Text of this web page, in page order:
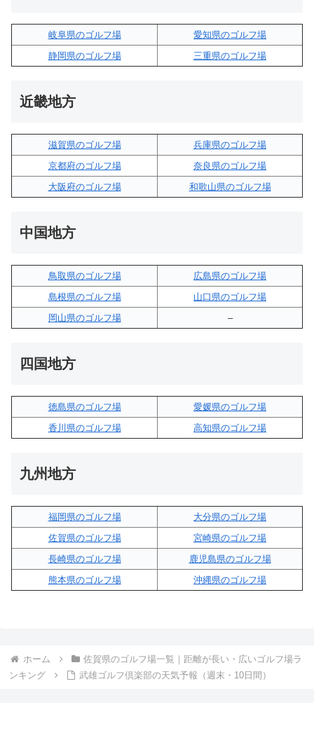
岐阜県のゴルフ場
愛知県のゴルフ場
静岡県のゴルフ場
三重県のゴルフ場
近畿地方
滋賀県のゴルフ場
兵庫県のゴルフ場
京都府のゴルフ場
奈良県のゴルフ場
大阪府のゴルフ場
和歌山県のゴルフ場
中国地方
鳥取県のゴルフ場
広島県のゴルフ場
島根県のゴルフ場
山口県のゴルフ場
岡山県のゴルフ場
–
四国地方
徳島県のゴルフ場
愛媛県のゴルフ場
香川県のゴルフ場
高知県のゴルフ場
九州地方
福岡県のゴルフ場
大分県のゴルフ場
佐賀県のゴルフ場
宮崎県のゴルフ場
長崎県のゴルフ場
鹿児島県のゴルフ場
熊本県のゴルフ場
沖縄県のゴルフ場
ホーム
佐賀県のゴルフ場一覧｜距離が長い・広いゴルフ場ラ
ンキング
武雄ゴルフ倶楽部の天気予報（週末・10日間）